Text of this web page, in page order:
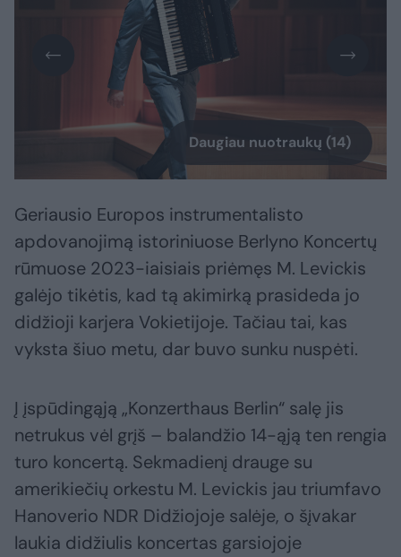
Daugiau nuotraukų (14)
Geriausio Europos instrumentalisto
apdovanojimą istoriniuose Berlyno Koncertų
rūmuose 2023-iaisiais priėmęs M. Levickis
galėjo tikėtis, kad tą akimirką prasideda jo
didžioji karjera Vokietijoje. Tačiau tai, kas
vyksta šiuo metu, dar buvo sunku nuspėti.
Į įspūdingąją „Konzerthaus Berlin“ salę jis
netrukus vėl grįš – balandžio 14-ąją ten rengia
turo koncertą. Sekmadienį drauge su
amerikiečių orkestu M. Levickis jau triumfavo
Hanoverio NDR Didžiojoje salėje, o šįvakar
laukia didžiulis koncertas garsiojoje